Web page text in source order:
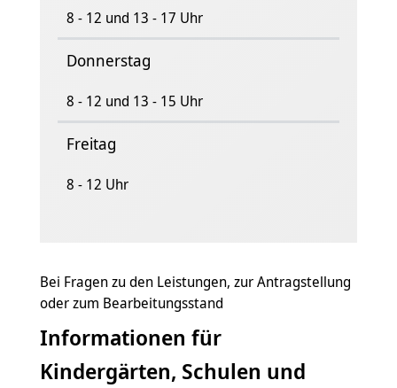
8 - 12 und 13 - 17 Uhr
Donnerstag
8 - 12 und 13 - 15 Uhr
Freitag
8 - 12 Uhr
Bei Fragen zu den Leistungen, zur An­trag­stel­lung
oder zum Be­ar­bei­tungs­stand
Informationen für
Kindergärten, Schulen und